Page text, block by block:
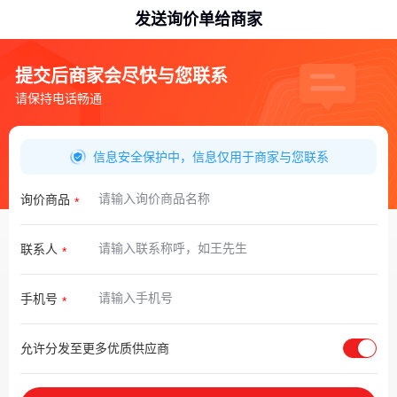
发送询价单给商家
提交后商家会尽快与您联系
请保持电话畅通
信息安全保护中，信息仅用于商家与您联系
询价商品
联系人
手机号
允许分发至更多优质供应商